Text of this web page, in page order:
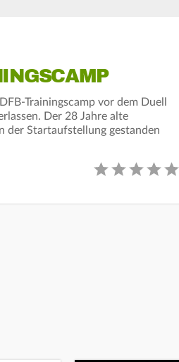
Trainingscamp vor dem Duell
Der 28 Jahre alte
der Startaufstellung gestanden